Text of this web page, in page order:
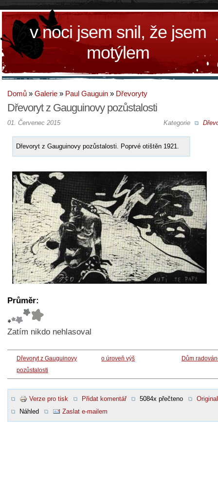
v noci jsem snil, že jsem
motýlem
Domů » Galerie » Paul Gauguin » Dřevoryty
Dřevoryt z Gauguinovy pozůstalosti
Kategorie
01. Červenec 2015
Dřevoryt z Gauguinovy pozůstalosti. Poprvé otištěn 1921.
Průměr:
Zatím nikdo nehlasoval
Dřevoryt z Gauguinovy
pozůstalosti
o úroveň výš Dům
Verze pro tisk Přidat komentář 5084x přečteno
Original
Náhled
Zaslat e-mailem